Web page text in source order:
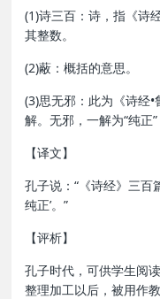
(1)诗三百：诗，指《诗
其整数。
(2)蔽：概括的意思。
(3)思无邪：此为《诗经
解。无邪，一解为“纯正”
【译文】
孔子说：“《诗经》三百
纯正’。”
【评析】
孔子时代，可供学生阅
整理加工以后，被用作